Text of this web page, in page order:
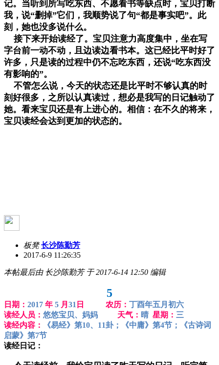
记。当听到所写吃东西、不愿看书等缺点时，宝贝打断
我，说“删掉”它们，我顺势说了句“都是事实吧”。此
刻，她也没多说什么。
接下来开始读经了。宝贝注意力高度集中，坐在写
字台前一动不动，且边读边看书本。这已经比平时好了
许多，只是读的过程中仍不忘吃东西，还说“吃东西没
有影响的”。
不管怎么说，今天的状态还是比平时不够认真的时
刻好很多，之所以认真读过，想必是我写的日记触动了
她。看来宝贝还是有上进心的。相信：在不久的将来，
宝贝读经会达到更加的状态的。
板凳 长沙陈勤芳
2017-6-9 11:26:35
本帖最后由 长沙陈勤芳 于 2017-6-14 12:50 编辑
5
日期： 2017 年 5 月 31 日 农历： 丁酉年五月初六
读经人员： 悠悠宝贝、妈妈 天气： 晴 星期： 三
读经内容：
《易经》第10、11卦；《中庸》第4节；《古诗词
启蒙》第7节
读经日记：